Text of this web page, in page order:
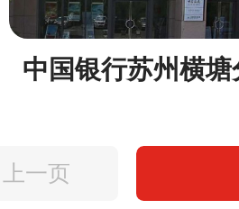
中国银行苏州横塘
上一页